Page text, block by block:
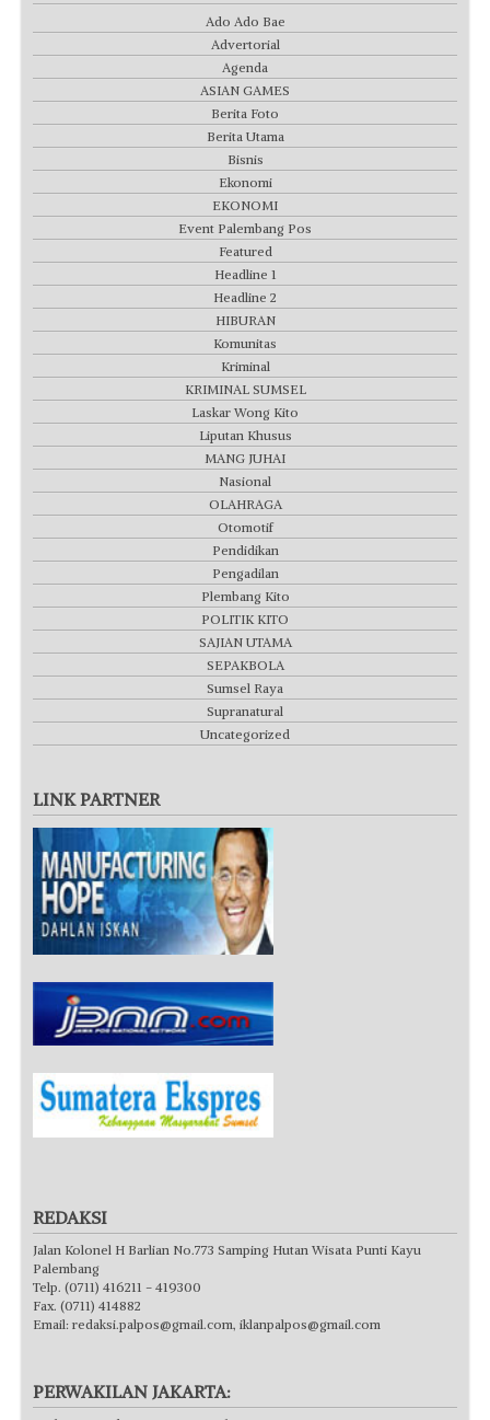
Ado Ado Bae
Advertorial
Agenda
ASIAN GAMES
Berita Foto
Berita Utama
Bisnis
Ekonomi
EKONOMI
Event Palembang Pos
Featured
Headline 1
Headline 2
HIBURAN
Komunitas
Kriminal
KRIMINAL SUMSEL
Laskar Wong Kito
Liputan Khusus
MANG JUHAI
Nasional
OLAHRAGA
Otomotif
Pendidikan
Pengadilan
Plembang Kito
POLITIK KITO
SAJIAN UTAMA
SEPAKBOLA
Sumsel Raya
Supranatural
Uncategorized
LINK PARTNER
REDAKSI
Jalan Kolonel H Barlian No.773 Samping Hutan Wisata Punti Kayu
Palembang
Telp. (0711) 416211 - 419300
Fax. (0711) 414882
Email: redaksi.palpos@gmail.com, iklanpalpos@gmail.com
PERWAKILAN JAKARTA: